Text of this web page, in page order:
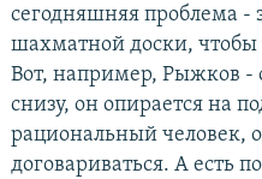
сегодняшняя проблема -
шахматной доски, чтобы
Вот, например, Рыжков -
снизу, он опирается на
рациональный человек,
договариваться. А есть